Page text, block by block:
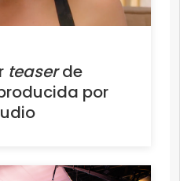
teaserde
por